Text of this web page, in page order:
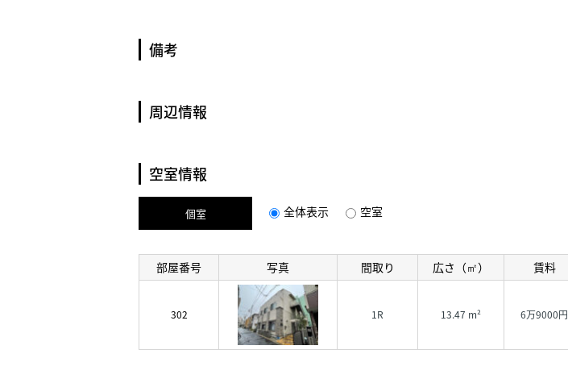
備考
周辺情報
空室情報
個室 全体表示 空室
部屋番号 写真 間取り 広さ（㎡） 賃料
302 1R 13.47 m² 6万9000円